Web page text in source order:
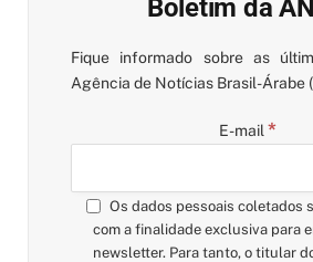
Boletim da
Fique informado sobre as
Agência de Notícias Brasil-Árabe
E-mail *
Os dados pessoais coletados
com a finalidade exclusiva para
newsletter. Para tanto, o titular